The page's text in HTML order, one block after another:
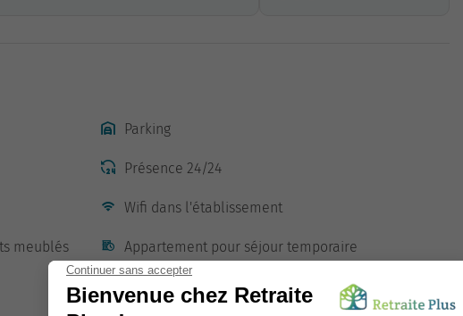
Parking
Présence 24/24
Wifi dans l'établissement
meublés Appartement pour séjour temporaire
Restauration